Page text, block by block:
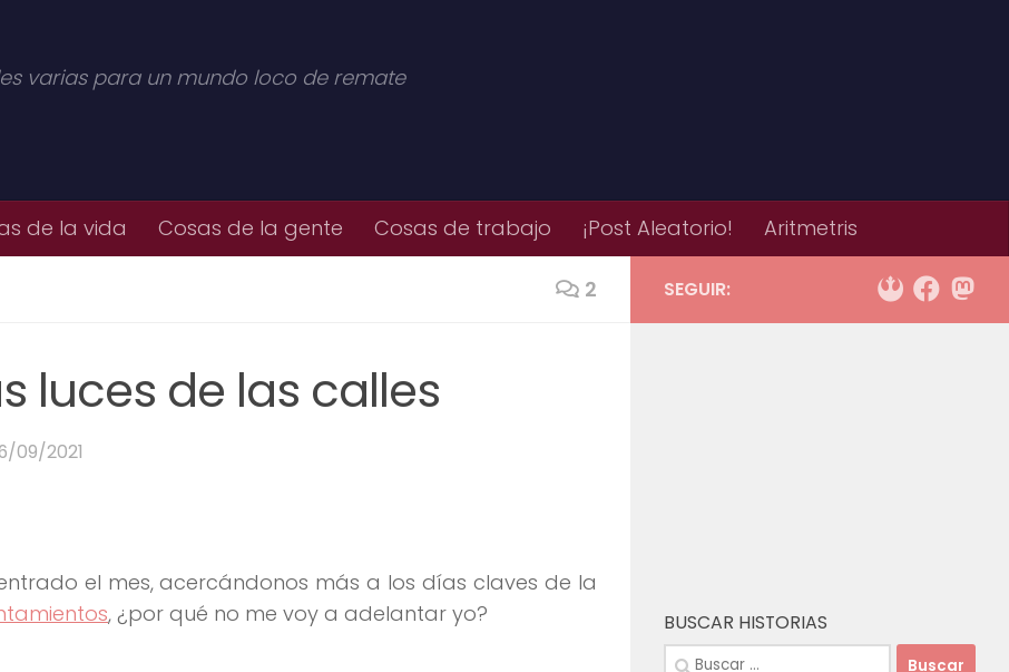
varias para un mundo loco de remate
de la vida Cosas de la gente Cosas de trabajo ¡Post Aleatorio! Aritmetris
2
luces de las calles
09/2021
el mes, acercándonos más a los días claves de la
, ¿por qué no me voy a adelantar yo?
SEGUIR:
BUSCAR HISTORIAS
Buscar: